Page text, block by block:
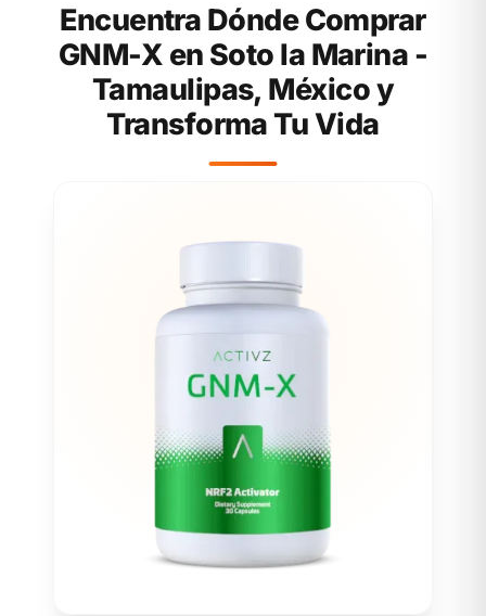
Encuentra Dónde Comprar
GNM-X en Soto la Marina -
Tamaulipas, México y
Transforma Tu Vida